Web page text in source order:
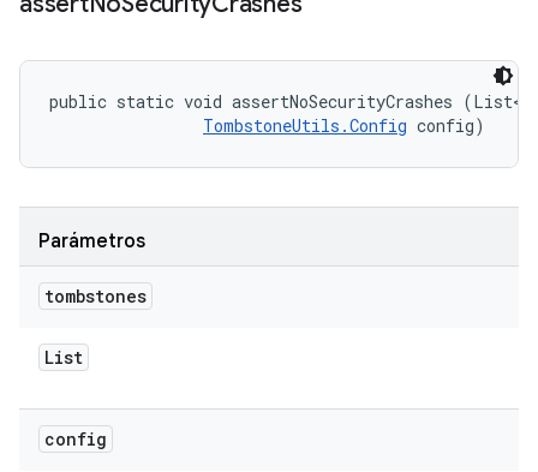
public static void assertNoSecurityCrashes
TombstoneUtils.Config config)
Parámetros
tombstones
List
config